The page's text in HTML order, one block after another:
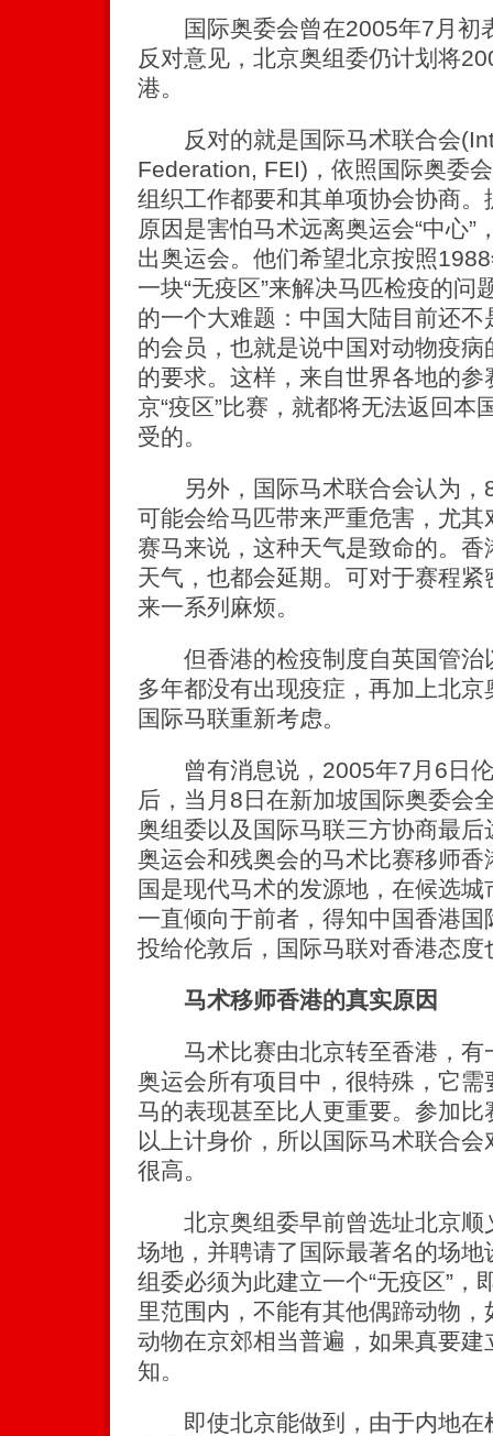
国际奥委会曾在2005年7月初
反对意见，北京奥组委仍计划将
港。
反对的就是国际马术联合会
Federation, FEI)，依照国际奥委
组织工作都要和其单项协会协商
原因是害怕马术远离奥运会“中心
出奥运会。他们希望北京按照
一块“无疫区”来解决马匹检疫的
的一个大难题：中国大陆目前还
的会员，也就是说中国对动物疫
的要求。这样，来自世界各地的
京“疫区”比赛，就都将无法返回本
受的。
另外，国际马术联合会认为，8
可能会给马匹带来严重危害，尤
赛马来说，这种天气是致命的。
天气，也都会延期。可对于赛程
来一系列麻烦。
但香港的检疫制度自英国管治
多年都没有出现疫症，再加上北京
国际马联重新考虑。
曾有消息说，2005年7月6日伦
后，当月8日在新加坡国际奥委会
奥组委以及国际马联三方协商最
奥运会和残奥会的马术比赛移师
国是现代马术的发源地，在候选
一直倾向于前者，得知中国香港
投给伦敦后，国际马联对香港态
马术移师香港的真实原因
马术比赛由北京转至香港，有
奥运会所有项目中，很特殊，它
马的表现甚至比人更重要。参加
以上计身价，所以国际马术联合
很高。
北京奥组委早前曾选址北京顺
场地，并聘请了国际最著名的场
组委必须为此建立一个“无疫区”，
里范围内，不能有其他偶蹄动物
动物在京郊相当普遍，如果真要
知。
即使北京能做到，由于内地在